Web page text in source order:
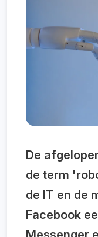
De
de term
de IT en de
Facebook